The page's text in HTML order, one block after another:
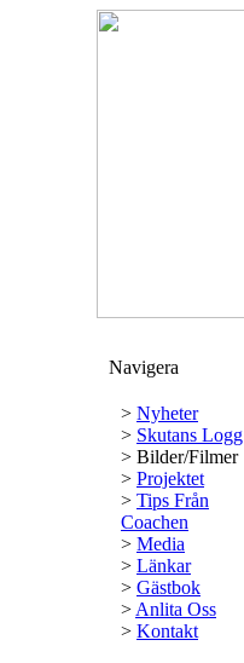
Navigera
> Nyheter
> Skutans Logg
> Bilder/Filmer
> Projektet
> Tips Från
Coachen
> Media
> Länkar
> Gästbok
> Anlita Oss
> Kontakt